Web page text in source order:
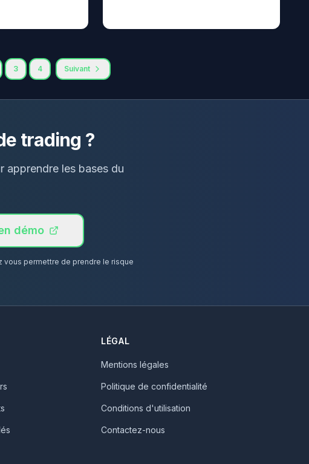
3 4 Suivant
trading ?
apprendre les bases du
démo
vous permettre de prendre le risque
LÉGAL
Mentions légales
Politique de confidentialité
Conditions d'utilisation
Contactez-nous